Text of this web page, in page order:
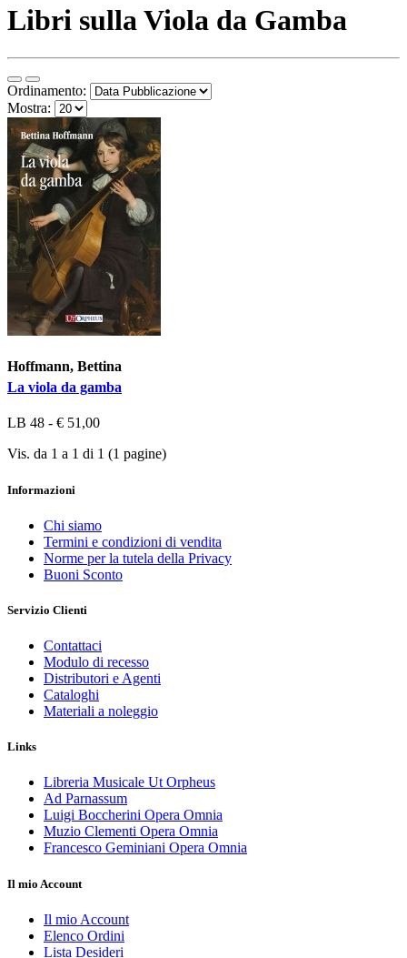
Libri sulla Viola da Gamba
Ordinamento:
Mostra:
Hoffmann, Bettina
La viola da gamba
LB 48 - € 51,00
Vis. da 1 a 1 di 1 (1 pagine)
Informazioni
Chi siamo
Termini e condizioni di vendita
Norme per la tutela della Privacy
Buoni Sconto
Servizio Clienti
Contattaci
Modulo di recesso
Distributori e Agenti
Cataloghi
Materiali a noleggio
Links
Libreria Musicale Ut Orpheus
Ad Parnassum
Luigi Boccherini Opera Omnia
Muzio Clementi Opera Omnia
Francesco Geminiani Opera Omnia
Il mio Account
Il mio Account
Elenco Ordini
Lista Desideri